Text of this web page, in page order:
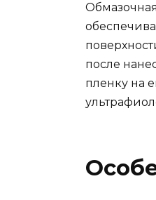
после
пленку на